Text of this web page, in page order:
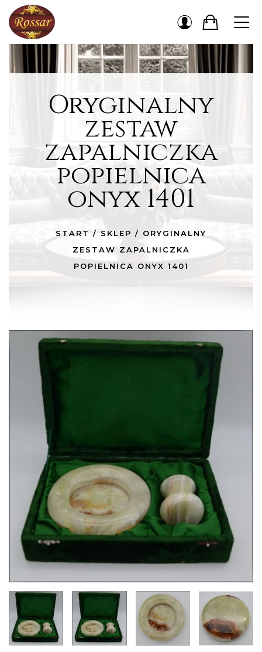
Oryginalny
zestaw
zapalniczka
popielnica
onyx 1401
START / SKLEP / ORYGINALNY
ZESTAW ZAPALNICZKA
POPIELNICA ONYX 1401